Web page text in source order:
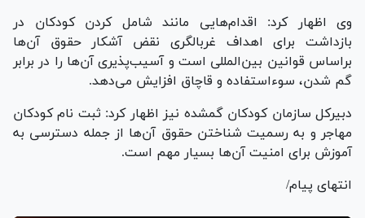
وی اظهار کرد: اقدام‌هایی مانند شامل کردن کودکان در
بازداشت برای اهداف غربالگری نقض آشکار حقوق آن‌ها
براساس قوانین بین‌المللی است و آسیب‌پذیری آن‌ها را در برابر
گم شدن، سوءاستفاده و قاچاق افزایش می‌دهد.
دبیرکل سازمان کودکان گمشده نیز اظهار کرد: ثبت نام کودکان
مهاجر و به رسمیت شناختن حقوق آن‌ها از جمله دسترسی به
آموزش برای امنیت آن‌ها بسیار مهم است.
انتهای پیام/